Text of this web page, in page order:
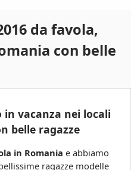
da favola,
con belle
vacanza nei locali
belle ragazze
in Romania e abbiamo
ragazze modelle